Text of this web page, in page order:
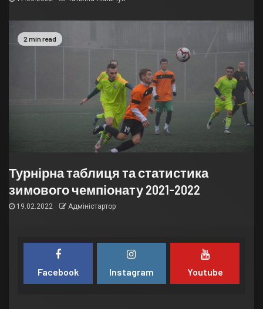
2 min read
Турнірна таблиця та статистика
зимового чемпіонату 2021-2022
19.02.2022 Адміністартор
Facebook Instagram Youtube